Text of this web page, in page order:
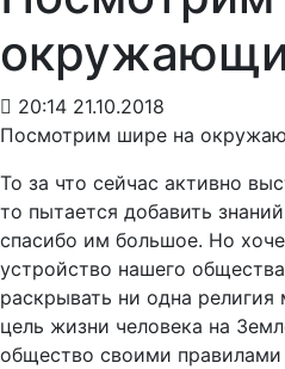
20:14 21.10.2018
Посмотрим шире на
То за что сейчас активно
то пытается добавить
спасибо им большое. Но
устройство нашего
раскрывать ни одна
цель жизни человека на
общество своими